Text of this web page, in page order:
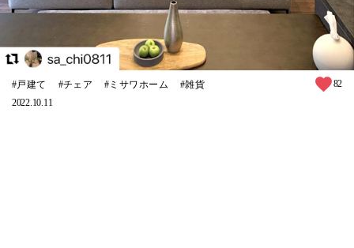
戸建て チェア ミサワホーム 雑貨
82
2022.10.11